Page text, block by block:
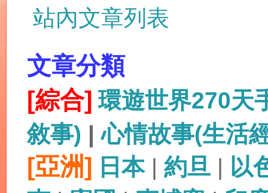
站內文章列表
文章分類
[綜合] 環遊世界270天
敘事) |心情故事(生活
[亞洲] 日本| 約旦 | 以